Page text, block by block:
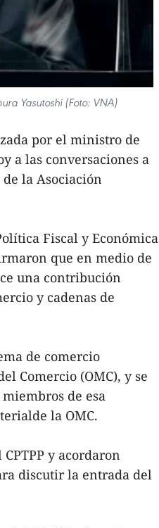
Yasutoshi (Foto: VNA)
por el ministro de
a las conversaciones a
la Asociación
Fiscal y Económica
que en medio de
una contribución
y cadenas de
de comercio
Comercio (OMC), y se
de esa
la OMC.
y acordaron
discutir la entrada del